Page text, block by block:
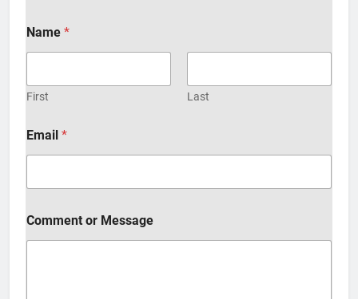
Name *
First Last
r
M
s
a
g
e
Email *
Comment or Message